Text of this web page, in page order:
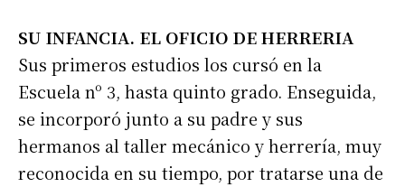
SU INFANCIA. EL OFICIO DE HERRERIA
Sus primeros estudios los cursó en la
Escuela nº 3, hasta quinto grado. Enseguida,
se incorporó junto a su padre y sus
hermanos al taller mecánico y herrería, muy
reconocida en su tiempo, por tratarse una de